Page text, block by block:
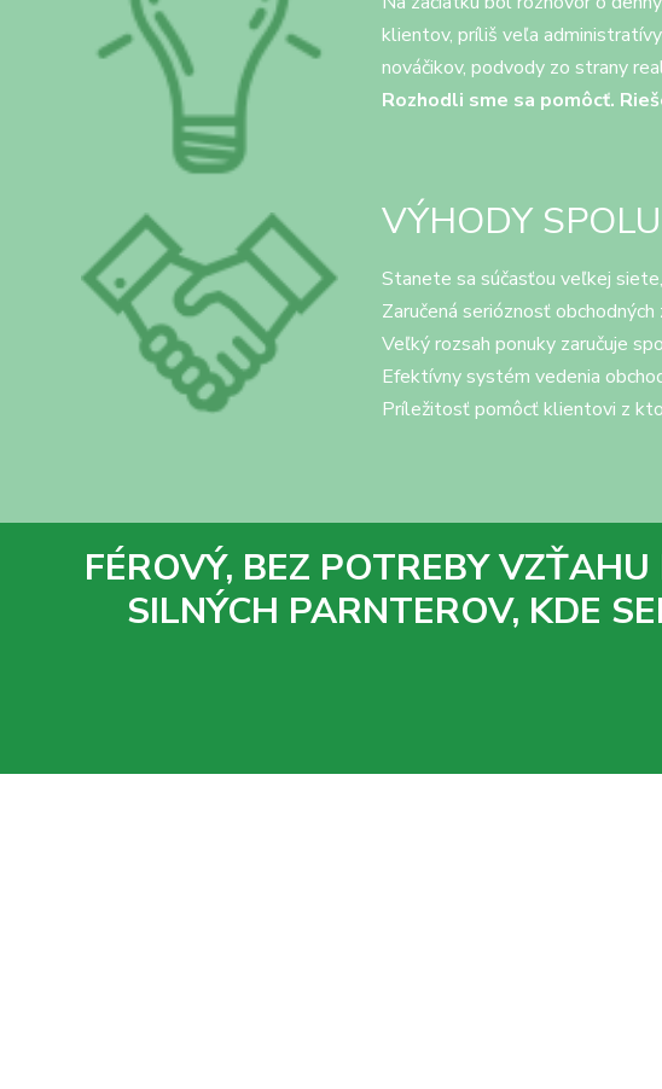
klientov, príliš veľa
nováčikov, podvody zo strany
Rozhodli sme sa pomôcť.
VÝHODY
Stanete sa súčasťou veľkej
Zaručená serióznosť
Veľký rozsah ponuky zaručuje
Efektívny systém vedenia
Príležitosť pomôcť klientovi z
FÉROVÝ, BEZ POTREBY
SILNÝCH PARNTEROV, KDE